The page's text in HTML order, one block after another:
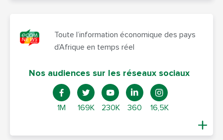
Toute l’information économique des pays
d’Afrique en temps réel
Nos audiences sur les réseaux sociaux
1M 169K 230K 360 16,5K